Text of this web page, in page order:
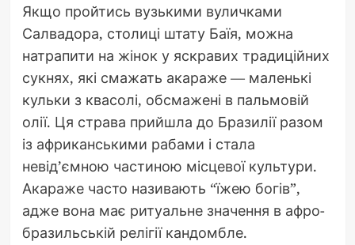
Якщо пройтись вузькими вуличками
Салвадора, столиці штату Баїя, можна
натрапити на жінок у яскравих традиційних
сукнях, які смажать акараже — маленькі
кульки з квасолі, обсмажені в пальмовій
олії. Ця страва прийшла до Бразилії разом
із африканськими рабами і стала
невід’ємною частиною місцевої культури.
Акараже часто називають “їжею богів”,
адже вона має ритуальне значення в афро-
бразильській релігії кандомбле.